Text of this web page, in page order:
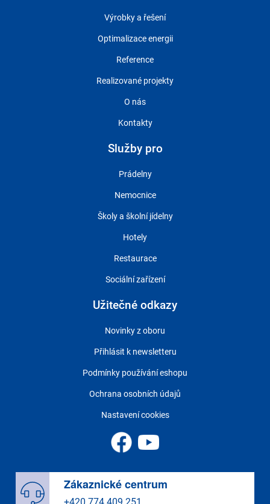
Výrobky a řešení
Optimalizace energii
Reference
Realizované projekty
O nás
Kontakty
Služby pro
Prádelny
Nemocnice
Školy a školní jídelny
Hotely
Restaurace
Sociální zařízení
Užitečné odkazy
Novinky z oboru
Přihlásit k newsletteru
Podmínky používání eshopu
Ochrana osobních údajů
Nastavení cookies
Zákaznické centrum